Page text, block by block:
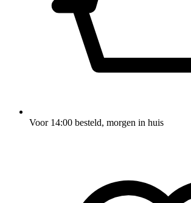
Voor 14:00 besteld, morgen in huis